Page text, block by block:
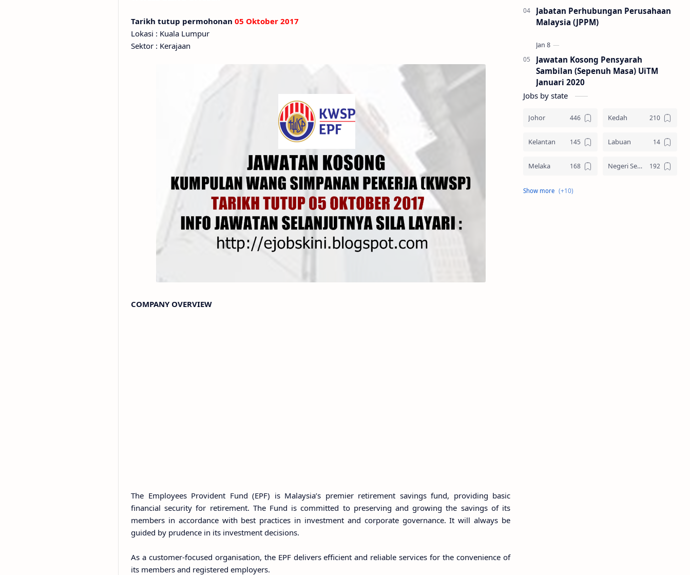
Tarikh tutup permohonan 05 Oktober 2017
Lokasi : Kuala Lumpur
Sektor : Kerajaan
COMPANY OVERVIEW
The Employees Provident Fund (EPF) is Malaysia’s premier retirement savings fund, providing basic
financial security for retirement. The Fund is committed to preserving and growing the savings of its
members in accordance with best practices in investment and corporate governance. It will always be
guided by prudence in its investment decisions.
As a customer-focused organisation, the EPF delivers efficient and reliable services for the convenience of
its members and registered employers.
Jabatan Perhubungan Perusahaan
Malaysia (JPPM)
Jawatan Kosong Pensyarah
Sambilan (Sepenuh Masa) UiTM
Januari 2020
Jobs by state
Johor Kedah
Kelantan Labuan
Melaka Negeri Sembilan
Pahang